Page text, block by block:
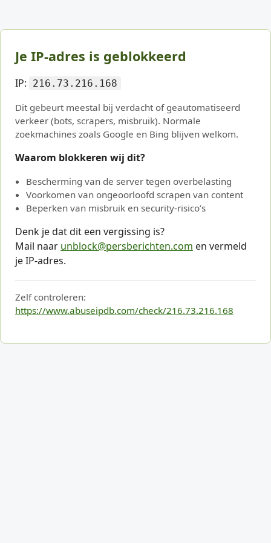
Je IP-adres is geblokkeerd
IP: 216.73.216.168
Dit gebeurt meestal bij verdacht of geautomatiseerd
verkeer (bots, scrapers, misbruik). Normale
zoekmachines zoals Google en Bing blijven welkom.
Waarom blokkeren wij dit?
Bescherming van de server tegen overbelasting
Voorkomen van ongeoorloofd scrapen van content
Beperken van misbruik en security-risico’s
Denk je dat dit een vergissing is?
Mail naar unblock@persberichten.com en vermeld
je IP-adres.
Zelf controleren:
https://www.abuseipdb.com/check/216.73.216.168